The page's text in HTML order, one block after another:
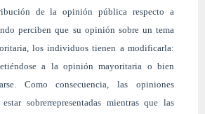
de la opinión pública respecto a
perciben que su opinión sobre un tema
los individuos tienen a modificarla:
a la opinión mayoritaria o bien
Como consecuencia, las opiniones
sobrerrepresentadas mientras que las